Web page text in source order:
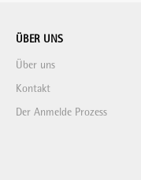
ÜBER UNS
Über uns
Kontakt
Der Anmelde Prozess